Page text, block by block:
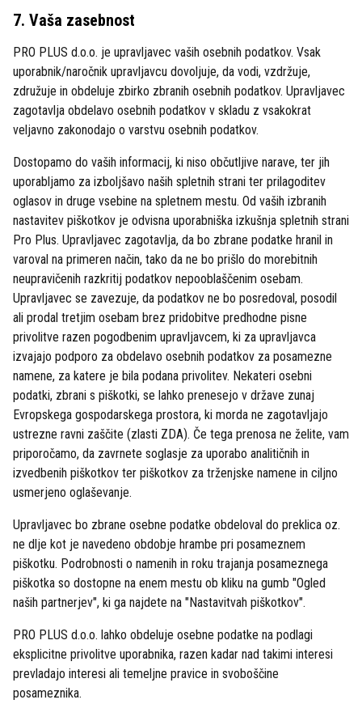
7. Vaša zasebnost
PRO PLUS d.o.o. je upravljavec vaših osebnih podatkov. Vsak
uporabnik/naročnik upravljavcu dovoljuje, da vodi, vzdržuje,
združuje in obdeluje zbirko zbranih osebnih podatkov. Upravljavec
zagotavlja obdelavo osebnih podatkov v skladu z vsakokrat
veljavno zakonodajo o varstvu osebnih podatkov.
Dostopamo do vaših informacij, ki niso občutljive narave, ter jih
uporabljamo za izboljšavo naših spletnih strani ter prilagoditev
oglasov in druge vsebine na spletnem mestu. Od vaših izbranih
nastavitev piškotkov je odvisna uporabniška izkušnja spletnih strani
Pro Plus. Upravljavec zagotavlja, da bo zbrane podatke hranil in
varoval na primeren način, tako da ne bo prišlo do morebitnih
neupravičenih razkritij podatkov nepooblaščenim osebam.
Upravljavec se zavezuje, da podatkov ne bo posredoval, posodil
ali prodal tretjim osebam brez pridobitve predhodne pisne
privolitve razen pogodbenim upravljavcem, ki za upravljavca
izvajajo podporo za obdelavo osebnih podatkov za posamezne
namene, za katere je bila podana privolitev. Nekateri osebni
podatki, zbrani s piškotki, se lahko prenesejo v države zunaj
Evropskega gospodarskega prostora, ki morda ne zagotavljajo
ustrezne ravni zaščite (zlasti ZDA). Če tega prenosa ne želite, vam
priporočamo, da zavrnete soglasje za uporabo analitičnih in
izvedbenih piškotkov ter piškotkov za trženjske namene in ciljno
usmerjeno oglaševanje.
Upravljavec bo zbrane osebne podatke obdeloval do preklica oz.
ne dlje kot je navedeno obdobje hrambe pri posameznem
piškotku. Podrobnosti o namenih in roku trajanja posameznega
piškotka so dostopne na enem mestu ob kliku na gumb "Ogled
naših partnerjev", ki ga najdete na "Nastavitvah piškotkov".
PRO PLUS d.o.o. lahko obdeluje osebne podatke na podlagi
eksplicitne privolitve uporabnika, razen kadar nad takimi interesi
prevladajo interesi ali temeljne pravice in svoboščine
posameznika.